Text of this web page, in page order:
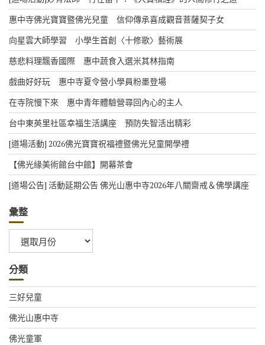
惠中寺佛光寶寶暨佛光兒童 信仰傳承喜成觀音菩薩契子女
向星雲大師學習 小學生首創〈十修歌〉藝術展
慈悲料理飄香國際 惠中蔬食入選米其林指南
戲曲好好玩 惠中寺夏令營小學員粉墨登場
在寺院慢下來 惠中青年體驗營尋回內心的主人
台中東英里社區幸福生活講座 預防失智活出精彩
[道場活動] 2026佛光寶寶祝福禮暨佛光兒童開學禮
【佛光緣美術館台中館】開幕茶會
[道場公告] 活動延期公告 佛光山惠中寺2026年八關齋戒＆佛學講座
彙整
整
分類
三好兒童
佛光山惠中寺
佛光童軍